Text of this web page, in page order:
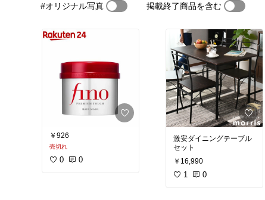
#オリジナル写真 掲載終了商品を含む
￥926
売切れ
0 0
激安ダイニングテーブル
セット
￥16,990
1 0